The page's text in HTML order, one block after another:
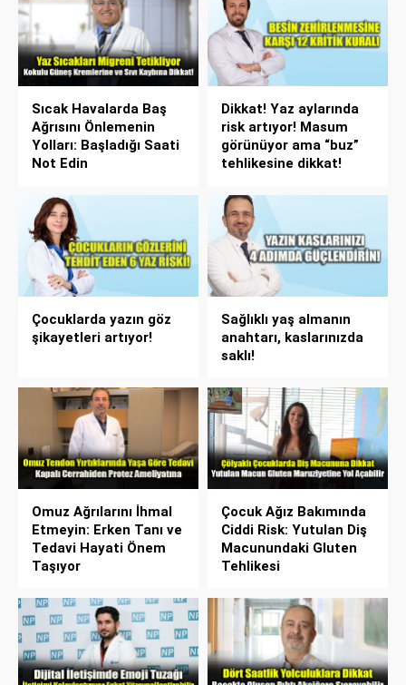
Sıcak Havalarda Baş
Ağrısını Önlemenin
Yolları: Başladığı Saati
Not Edin
Dikkat! Yaz aylarında
risk artıyor! Masum
görünüyor ama “buz”
tehlikesine dikkat!
Çocuklarda yazın göz
şikayetleri artıyor!
Sağlıklı yaş almanın
anahtarı, kaslarınızda
saklı!
Omuz Ağrılarını İhmal
Etmeyin: Erken Tanı ve
Tedavi Hayati Önem
Taşıyor
Çocuk Ağız Bakımında
Ciddi Risk: Yutulan Diş
Macunundaki Gluten
Tehlikesi